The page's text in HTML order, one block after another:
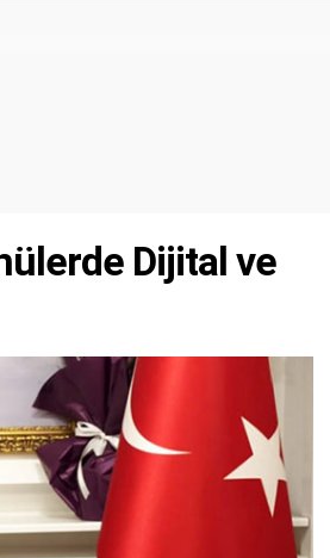
Dijital ve